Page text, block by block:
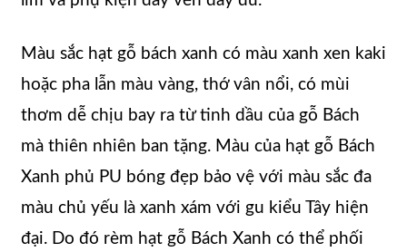
Màu sắc hạt gỗ bách xanh có màu xanh xen kaki
hoặc pha lẫn màu vàng, thớ vân nổi, có mùi
thơm dễ chịu bay ra từ tinh dầu của gỗ Bách
mà thiên nhiên ban tặng. Màu của hạt gỗ Bách
Xanh phủ PU bóng đẹp bảo vệ với màu sắc đa
màu chủ yếu là xanh xám với gu kiểu Tây hiện
đại. Do đó rèm hạt gỗ Bách Xanh có thể phối